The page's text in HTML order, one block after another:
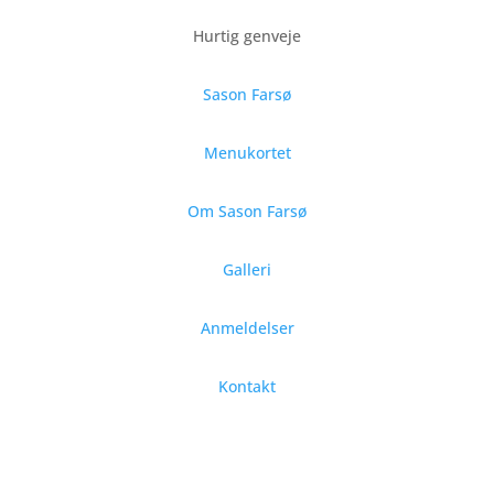
Hurtig genveje
Sason Farsø
Menukortet
Om Sason Farsø
Galleri
Anmeldelser
Kontakt